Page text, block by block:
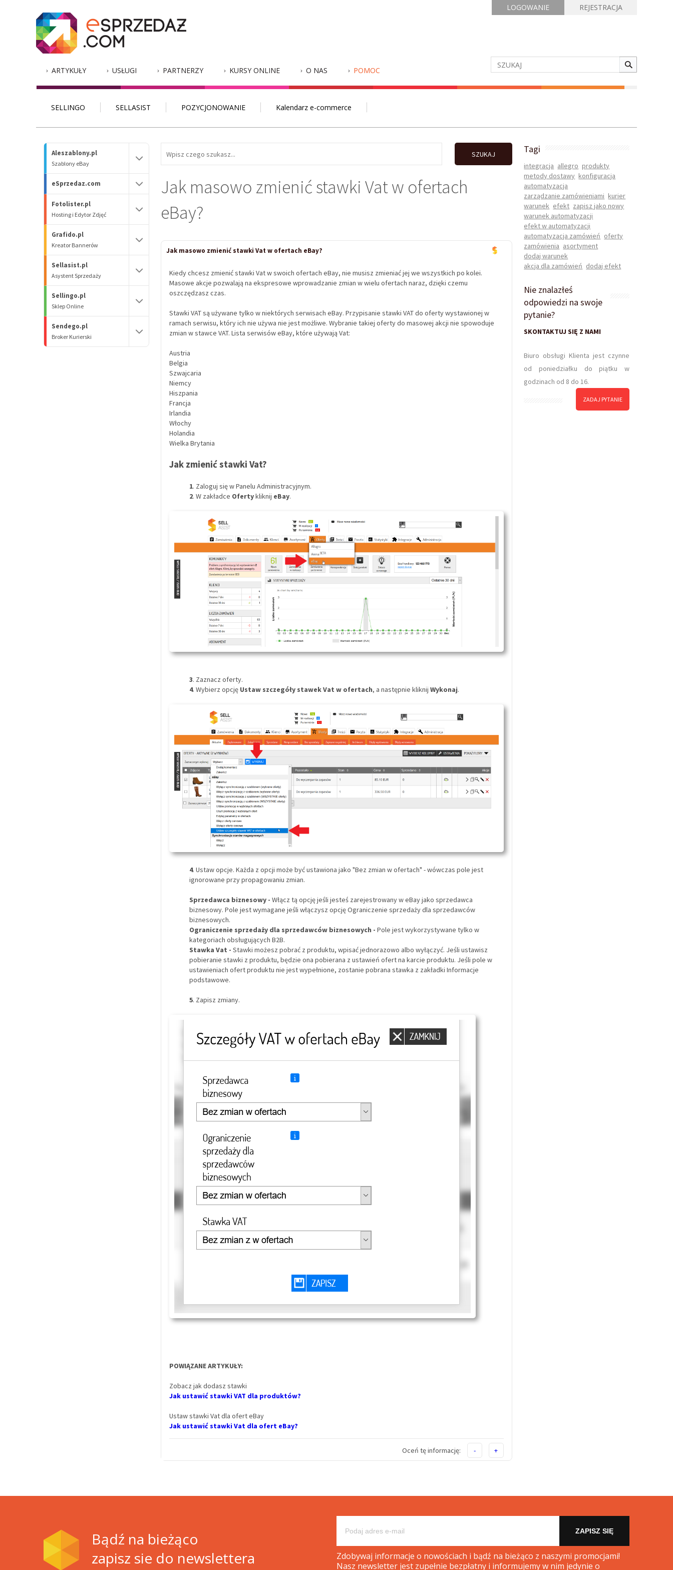
REJESTRACJA
LOGOWANIE
ARTYKUŁY USŁUGI PARTNERZY KURSY ONLINE O NAS POMOC
SELLINGO SELLASIST POZYCJONOWANIE Kalendarz e-commerce
Aleszablony.pl
Szablony eBay
eSprzedaz.com
Fotolister.pl
Hosting i Edytor Zdjęć
Grafido.pl
Kreator Bannerów
Sellasist.pl
Asystent Sprzedaży
Sellingo.pl
Sklep Online
Sendego.pl
Broker Kurierski
SZUKAJ
Jak masowo zmienić stawki Vat w ofertach
eBay?
Jak masowo zmienić stawki Vat w ofertach eBay?
Kiedy chcesz zmienić stawki Vat w swoich ofertach eBay, nie musisz zmieniać jej we wszystkich po kolei.
Masowe akcje pozwalają na ekspresowe wprowadzanie zmian w wielu ofertach naraz, dzięki czemu
oszczędzasz czas.
Stawki VAT są używane tylko w niektórych serwisach eBay. Przypisanie stawki VAT do oferty wystawionej w
ramach serwisu, który ich nie używa nie jest możliwe. Wybranie takiej oferty do masowej akcji nie spowoduje
zmian w stawce VAT. Lista serwisów eBay, które używają Vat:
Austria
Belgia
Szwajcaria
Niemcy
Hiszpania
Francja
Irlandia
Włochy
Holandia
Wielka Brytania
Jak zmienić stawki Vat?
1. Zaloguj się w Panelu Administracyjnym.
2. W zakładce Ofertykliknij eBay.
3. Zaznacz oferty.
4. Wybierz opcję Ustaw szczegóły stawek Vat w ofertach, a następnie kliknij Wykonaj.
4. Ustaw opcje. Każda z opcji może być ustawiona jako "Bez zmian w ofertach" - wówczas pole jest
ignorowane przy propagowaniu zmian.
Sprzedawca biznesowy - Włącz tą opcję jeśli jesteś zarejestrowany w eBay jako sprzedawca
biznesowy. Pole jest wymagane jeśli włączysz opcję Ograniczenie sprzedaży dla sprzedawców
biznesowych.
Ograniczenie sprzedaży dla sprzedawców biznesowych - Pole jest wykorzystywane tylko w
kategoriach obsługujących B2B.
Stawka Vat - Stawki możesz pobrać z produktu, wpisać jednorazowo albo wyłączyć. Jeśli ustawisz
pobieranie stawki z produktu, będzie ona pobierana z ustawień ofert na karcie produktu. Jeśli pole w
ustawieniach ofert produktu nie jest wypełnione, zostanie pobrana stawka z zakładki Informacje
podstawowe.
5. Zapisz zmiany.
POWIĄZANE ARTYKUŁY:
Zobacz jak dodasz stawki
Jak ustawić stawki VAT dla produktów?
Ustaw stawki Vat dla ofert eBay
Jak ustawić stawki Vat dla ofert eBay?
Oceń tę informację: - +
Tagi
integracja allegro produkty
metody dostawy konfiguracja
automatyzacja
zarządzanie zamówieniami kurier
warunek efekt zapisz jako nowy
warunek automatyzacji
efekt w automatyzacji
automatyzacja zamówień oferty
zamówienia asortyment
dodaj warunek
akcja dla zamówień dodaj efekt
Nie znalazłeś
odpowiedzi na swoje
pytanie?
SKONTAKTUJ SIĘ Z NAMI
Biuro obsługi Klienta jest czynne
od poniedziałku do piątku w
godzinach od 8 do 16.
ZADAJ PYTANIE
Bądź na bieżąco
zapisz sie do newslettera
ZAPISZ SIĘ
Zdobywaj informacje o nowościach i bądź na bieżąco z naszymi promocjami!
Nasz newsletter jest zupełnie bezpłatny i informujemy w nim jedynie o